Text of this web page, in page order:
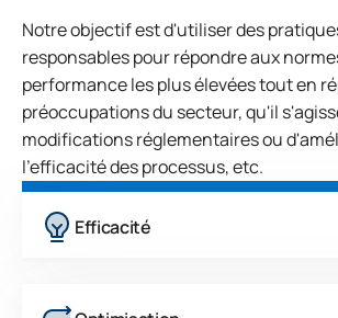
Notre objectif est d'utiliser des
responsables pour répondre aux
performance les plus élevées tout en
préoccupations du secteur, qu'il
modifications réglementaires ou
l'efficacité des processus, etc.
Efficacité